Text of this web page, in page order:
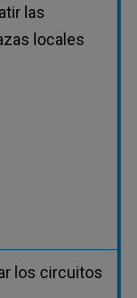
las
locales
los circuitos